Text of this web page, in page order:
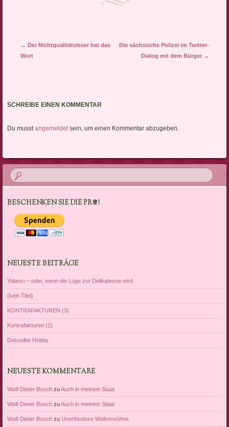
Artikel-Navigation
← Der Nichtqualitätsleser hat das
Wort
Die sächsische Polizei im Twitter-
Dialog mit dem Bürger →
SCHREIBE EINEN KOMMENTAR
Du musst angemeldetsein, um einen Kommentar abzugeben.
BESCHENKEN SIE DIE PR♕!
NEUESTE BEITRÄGE
Yalancı – oder, wenn die Lüge zur Delikatesse wird
(kein Titel)
KONTRAFAKTUREN (3)
Kontrafakturen (2)
Dasselbe Hobby
NEUESTE KOMMENTARE
Wolf-Dieter BuschzuAuch in meinem Staat
Wolf-Dieter BuschzuAuch in meinem Staat
Wolf-Dieter Buschzu Unorthodoxe Wolkensöhne